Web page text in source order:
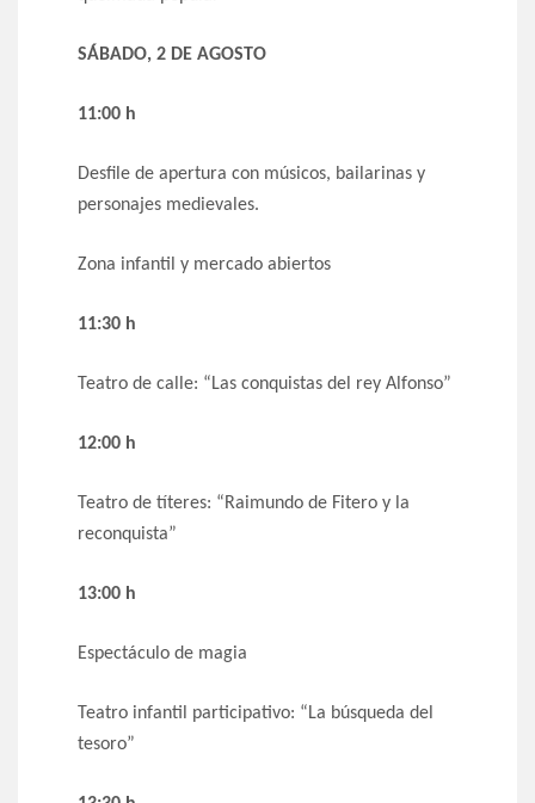
SÁBADO, 2 DE AGOSTO
11:00 h
Desfile de apertura con músicos, bailarinas y
personajes medievales.
Zona infantil y mercado abiertos
11:30 h
Teatro de calle: “Las conquistas del rey Alfonso”
12:00 h
Teatro de títeres: “Raimundo de Fitero y la
reconquista”
13:00 h
Espectáculo de magia
Teatro infantil participativo: “La búsqueda del
tesoro”